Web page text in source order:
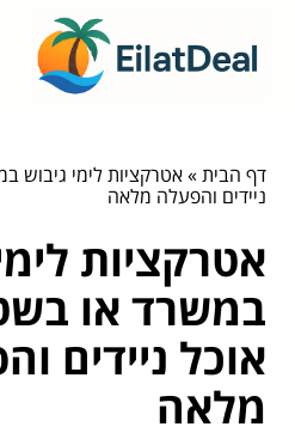
דף הבית»אטרקציות לימי גיבוש
ניידים והפעלה מלאה
אטרקציות לימי
במשרד או
אוכל ניידים
מלאה